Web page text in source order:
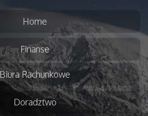
Home
Finanse
Biura Rachunkowe
Doradztwo